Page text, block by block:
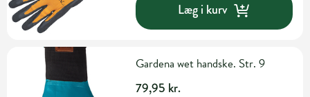
Læg i kurv
Gardena wet handske. Str. 9
79,95 kr.